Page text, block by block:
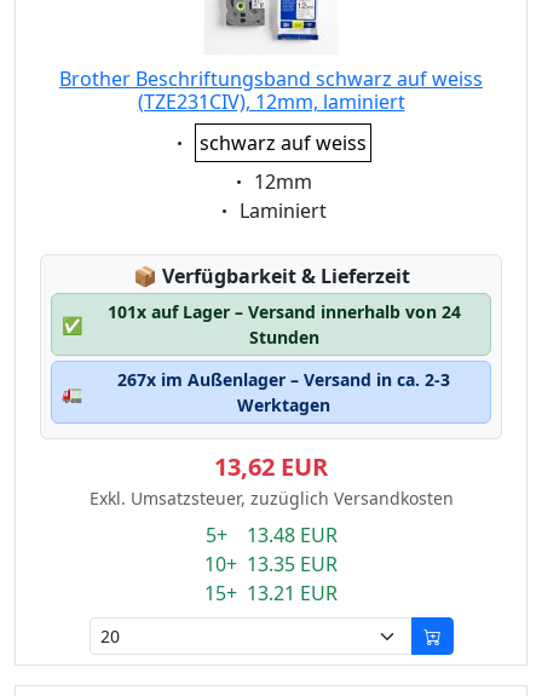
Brother Beschriftungsband schwarz auf weiss
(TZE231CIV), 12mm, laminiert
Eigenschaft:
schwarz auf weiss
Eigenschaft:
12mm
Eigenschaft:
Laminiert
📦 Lagerstatus:
Verfügbarkeit & Lieferzeit
✅
101x auf Lager – Versand innerhalb von 24
Stunden
🚛
267x im Außenlager – Versand in ca. 2-3
Werktagen
13,62 EUR
Exkl. Umsatzsteuer, zuzüglich Versandkosten
5+ 13.48 EUR
10+ 13.35 EUR
15+ 13.21 EUR